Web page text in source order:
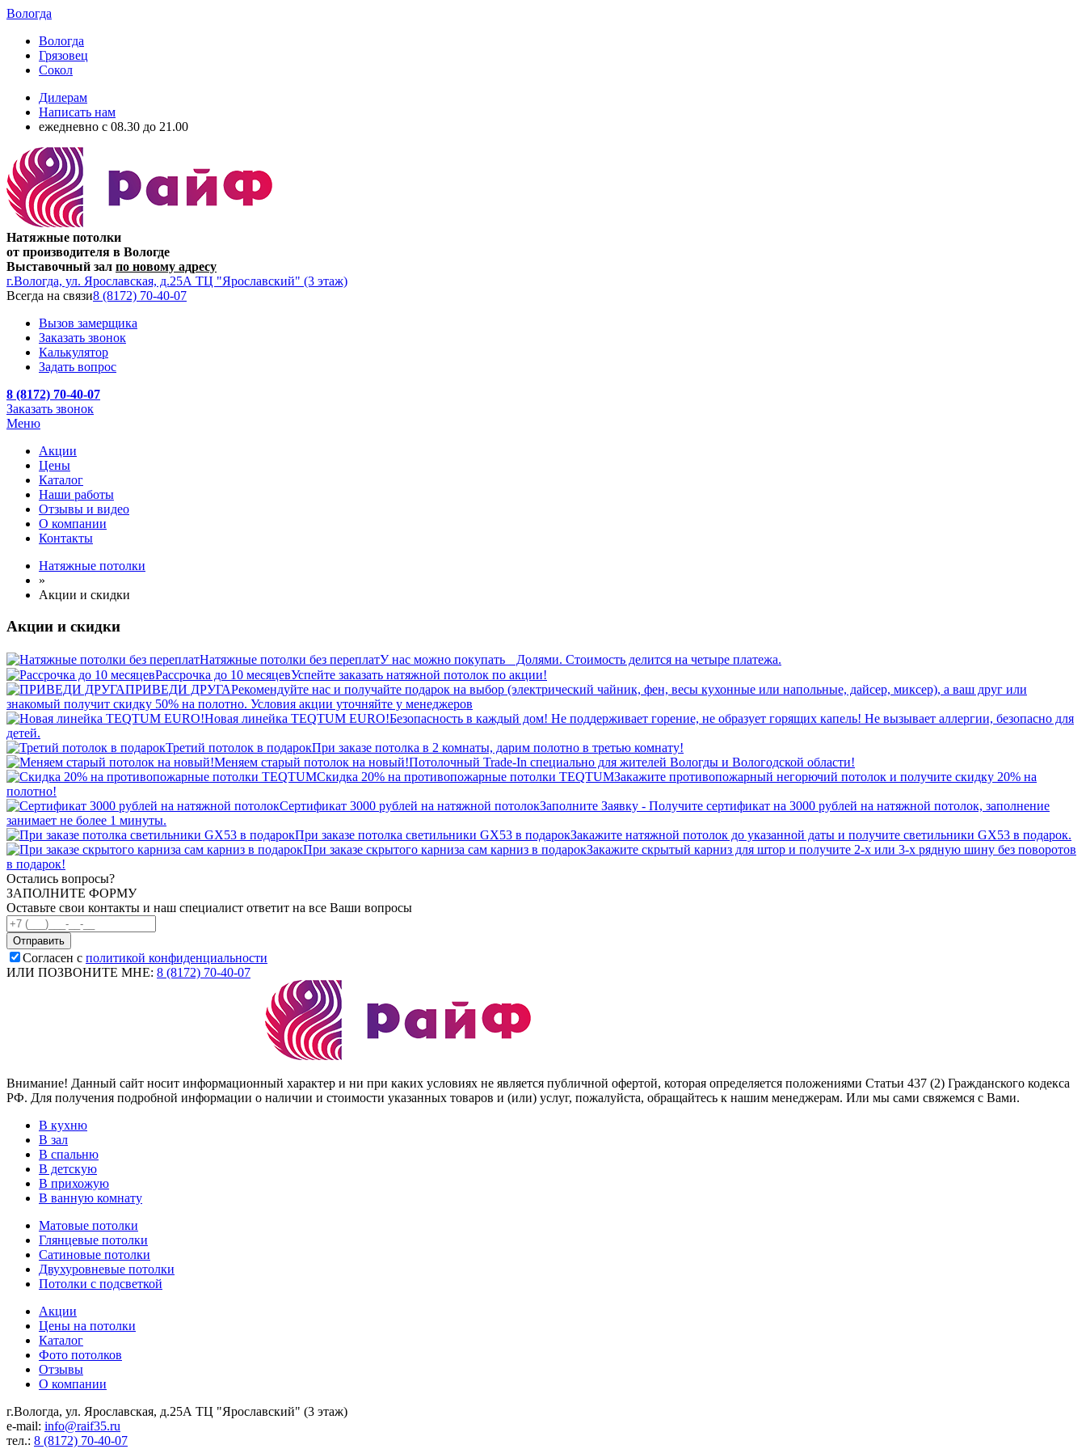
Вологда
Вологда
Грязовец
Сокол
Дилерам
Написать нам
ежедневно c 08.30 до 21.00
Натяжные потолки
от производителя в Вологде
Выставочный зал по новому адресу
г.Вологда, ул. Ярославская, д.25А ТЦ "Ярославский" (3 этаж)
Всегда на связи8 (8172) 70-40-07
Вызов замерщика
Заказать звонок
Калькулятор
Задать вопрос
8 (8172) 70-40-07
Заказать звонок
Меню
Акции
Цены
Каталог
Наши работы
Отзывы и видео
О компании
Контакты
Натяжные потолки
»
Акции и скидки
Акции и скидки
Натяжные потолки без переплатУ нас можно покупать Долями. Стоимость делится на четыре платежа.
Рассрочка до 10 месяцевУспейте заказать натяжной потолок по акции!
ПРИВЕДИ ДРУГАРекомендуйте нас и получайте подарок на выбор (электрический чайник, фен, весы кухонные или напольные, дайсер, миксер), а ваш друг или
знакомый получит скидку 50% на полотно. Условия акции уточняйте у менеджеров
Новая линейка TEQTUM EURO!Безопасность в каждый дом! Не поддерживает горение, не образует горящих капель! Не вызывает аллергии, безопасно для
детей.
Третий потолок в подарокПри заказе потолка в 2 комнаты, дарим полотно в третью комнату!
Меняем старый потолок на новый!Потолочный Trade-In специально для жителей Вологды и Вологодской области!
Скидка 20% на противопожарные потолки TEQTUMЗакажите противопожарный негорючий потолок и получите скидку 20% на
полотно!
Сертификат 3000 рублей на натяжной потолокЗаполните Заявку - Получите сертификат на 3000 рублей на натяжной потолок, заполнение
занимает не более 1 минуты.
При заказе потолка светильники GX53 в подарокЗакажите натяжной потолок до указанной даты и получите светильники GX53 в подарок.
При заказе скрытого карниза сам карниз в подарокЗакажите скрытый карниз для штор и получите 2-х или 3-х рядную шину без поворотов
в подарок!
Остались вопросы?
ЗАПОЛНИТЕ ФОРМУ
Оставьте свои контакты и наш специалист ответит на все Ваши вопросы
Согласен с политикой конфиденциальности
ИЛИ ПОЗВОНИТЕ МНЕ: 8 (8172) 70-40-07
Внимание! Данный сайт носит информационный характер и ни при каких условиях не является публичной офертой, которая определяется положениями Статьи 437 (2) Гражданского кодекса
РФ. Для получения подробной информации о наличии и стоимости указанных товаров и (или) услуг, пожалуйста, обращайтесь к нашим менеджерам. Или мы сами свяжемся с Вами.
В кухню
В зал
В спальню
В детскую
В прихожую
В ванную комнату
Матовые потолки
Глянцевые потолки
Сатиновые потолки
Двухуровневые потолки
Потолки с подсветкой
Акции
Цены на потолки
Каталог
Фото потолков
Отзывы
О компании
г.Вологда, ул. Ярославская, д.25А ТЦ "Ярославский" (3 этаж)
e-mail: info@raif35.ru
тел.: 8 (8172) 70-40-07